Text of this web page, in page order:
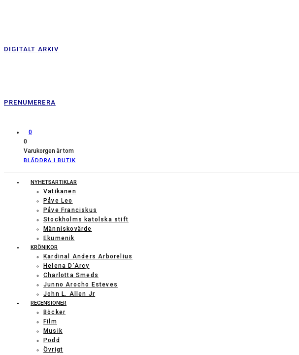
DIGITALT ARKIV
PRENUMERERA
0
0
Varukorgen är tom
BLÄDDRA I BUTIK
NYHETSARTIKLAR
Vatikanen
Påve Leo
Påve Franciskus
Stockholms katolska stift
Människovärde
Ekumenik
KRÖNIKOR
Kardinal Anders Arborelius
Helena D’Arcy
Charlotta Smeds
Junno Arocho Esteves
John L. Allen Jr
RECENSIONER
Böcker
Film
Musik
Podd
Övrigt